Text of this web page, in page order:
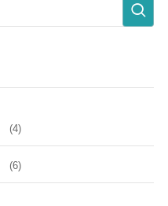
(4)
(6)